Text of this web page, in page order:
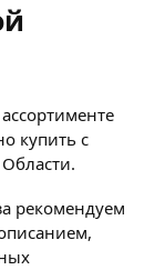
купить с
рекомендуем